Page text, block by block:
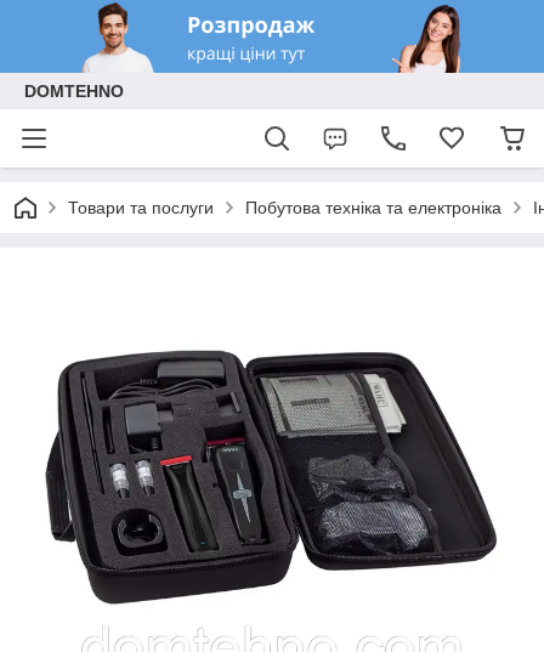
DOMTEHNO
Товари та послуги Побутова техніка та електроніка